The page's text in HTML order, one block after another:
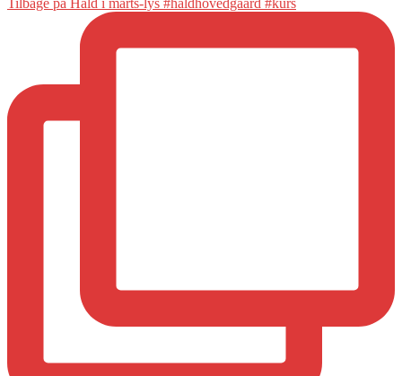
Tilbage på Hald i marts-lys #haldhovedgaard #kurs